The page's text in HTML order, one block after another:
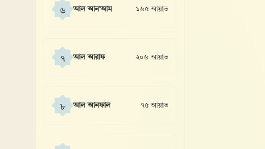
৬ আল আন'আম ১৬৫ আয়াত
৭ আল আরাফ ২০৬ আয়াত
৮ আল আনফাল ৭৫ আয়াত